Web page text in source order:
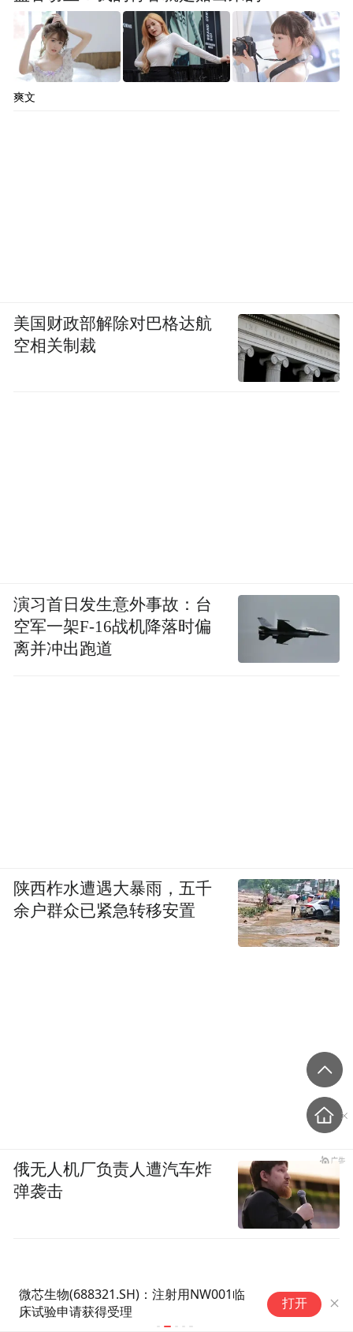
微芯生物(688321.SH)：注射用NW001临
床试验申请获得受理
打开
爽文
美国财政部解除对巴格达航
空相关制裁
演习首日发生意外事故：台
空军一架F-16战机降落时偏
离并冲出跑道
陕西柞水遭遇大暴雨，五千
余户群众已紧急转移安置
俄无人机厂负责人遭汽车炸
弹袭击